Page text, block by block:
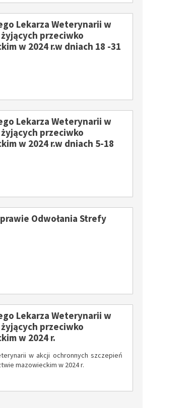
Lekarza Weterynarii w
przeciwko
w 2024 r.w dniach 18 -31
Lekarza Weterynarii w
przeciwko
w 2024 r.w dniach 5-18
Odwołania Strefy
Lekarza Weterynarii w
przeciwko
w 2024 r.
w akcji ochronnych szczepień
mazowieckim w 2024 r.